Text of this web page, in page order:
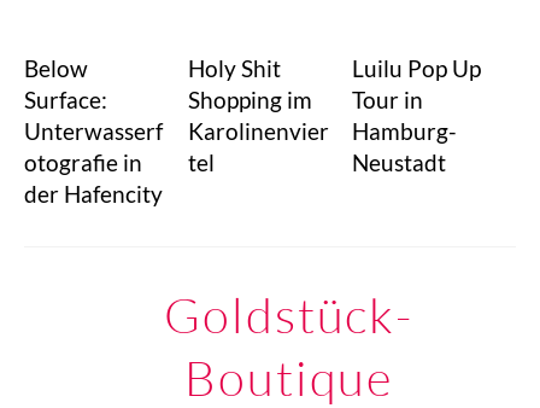
Below
Surface:
Unterwasserf
otografie in
der Hafencity
Holy Shit
Shopping im
Karolinenvier
tel
Luilu Pop Up
Tour in
Hamburg-
Neustadt
Goldstück-
Boutique